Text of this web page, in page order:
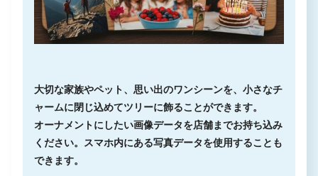
大切な家族やペット、思い出のワンシーンを、小さなチ
ャームに閉じ込めてツリーに飾ることができます。
オーナメントにしたい画像データを店舗までお持ち込み
ください。スマホ内にある写真データを使用することも
できます。